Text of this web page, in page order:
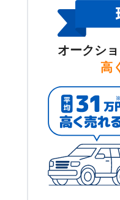
オークシ
高